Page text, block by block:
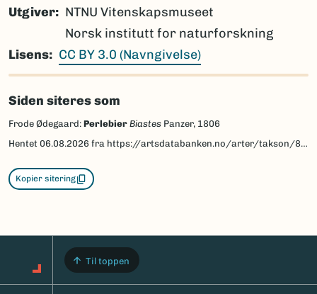
Utgiver
NTNU Vitenskapsmuseet
Norsk institutt for naturforskning
Lisens
CC BY 3.0 (Navngivelse)
Siden siteres som
Frode Ødegaard: Perlebier Biastes Panzer, 1806
Hentet 06.08.2026 fra https://artsdatabanken.no/arter/takson/88065/beskrivelse
Kopier sitering
Til toppen